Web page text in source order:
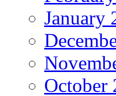
January
October